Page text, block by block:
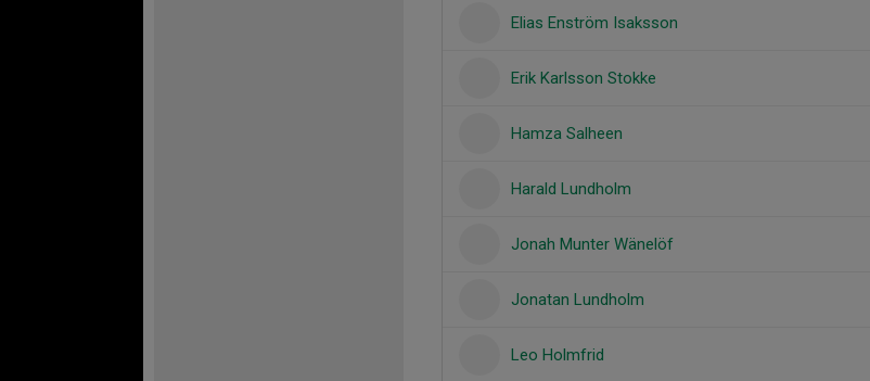
Elias Enström Isaksson
Erik Karlsson Stokke
Hamza Salheen
Harald Lundholm
Jonah Munter Wänelöf
Jonatan Lundholm
Leo Holmfrid